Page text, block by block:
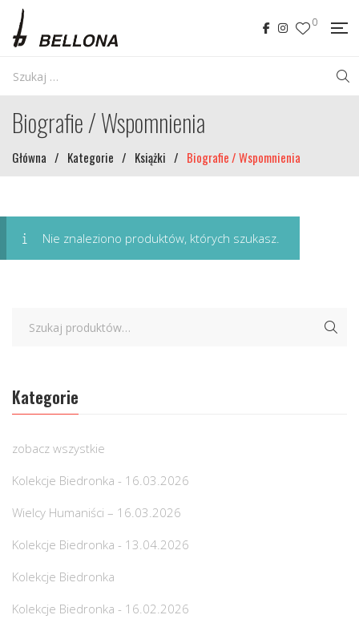
0
Biografie / Wspomnienia
Główna / Kategorie / Książki / Biografie / Wspomnienia
Nie znaleziono produktów, których szukasz.
Kategorie
zobacz wszystkie
Kolekcje Biedronka - 16.03.2026
Wielcy Humaniści – 16.03.2026
Kolekcje Biedronka - 13.04.2026
Kolekcje Biedronka
Kolekcje Biedronka - 16.02.2026